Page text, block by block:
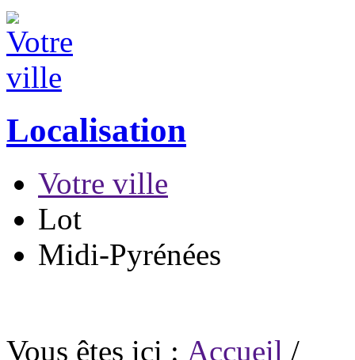
Localisation
Votre ville
Lot
Midi-Pyrénées
Vous êtes ici : Accueil /